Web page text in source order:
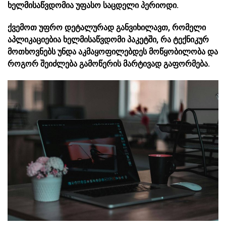
ხელმისაწვდომია უფასო საცდელი პერიოდი.
ქვემოთ უფრო დეტალურად განვიხილავთ, რომელი
აპლიკაციებია ხელმისაწვდომი პაკეტში, რა ტექნიკურ
მოთხოვნებს უნდა აკმაყოფილებდეს მოწყობილობა და
როგორ შეიძლება გამოწერის მარტივად გაფორმება.